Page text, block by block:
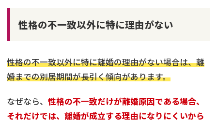
性格の不一致以外に特に理由がない
性格の不一致以外に特に離婚の理由がない場合は、離
婚までの別居期間が長引く傾向があります。
なぜなら、 性格の不一致だけが離婚原因である場合、
それだけでは、離婚が成立する理由になりにくいから